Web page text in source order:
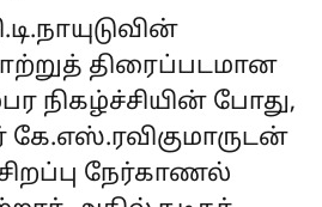
திரைப்படமான
நிகழ்ச்சியின் போது,
கே.எஸ்.ரவிகுமாருடன்
நேர்காணல்